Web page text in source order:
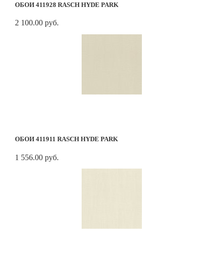
ОБОИ 411928 RASCH HYDE PARK
2 100.00 руб.
ОБОИ 411911 RASCH HYDE PARK
1 556.00 руб.